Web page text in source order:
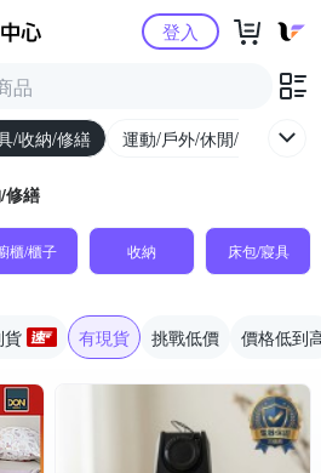
Yahoo購物中心登入
/收納/修繕 運動/戶外/休閒/健身
修繕
櫃/櫃子 收納 床包/寢具
貨 有現貨 挑戰低價 價格低到